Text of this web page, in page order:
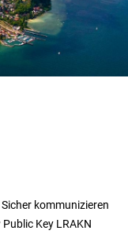
Sicher kommunizieren
Public Key LRAKN